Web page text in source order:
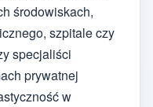
środowiskach,
szpitale czy
specjaliści
prywatnej
w